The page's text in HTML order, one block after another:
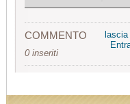
COMMENTO
0 inseriti